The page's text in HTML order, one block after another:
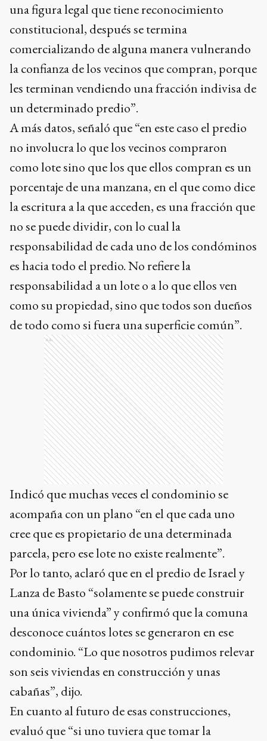
una figura legal que tiene reconocimiento
constitucional, después se termina
comercializando de alguna manera vulnerando
la confianza de los vecinos que compran, porque
les terminan vendiendo una fracción indivisa de
un determinado predio”.
A más datos, señaló que “en este caso el predio
no involucra lo que los vecinos compraron
como lote sino que los que ellos compran es un
porcentaje de una manzana, en el que como dice
la escritura a la que acceden, es una fracción que
no se puede dividir, con lo cual la
responsabilidad de cada uno de los condóminos
es hacia todo el predio. No refiere la
responsabilidad a un lote o a lo que ellos ven
como su propiedad, sino que todos son dueños
de todo como si fuera una superficie común”.
Ads
Indicó que muchas veces el condominio se
acompaña con un plano “en el que cada uno
cree que es propietario de una determinada
parcela, pero ese lote no existe realmente”.
Por lo tanto, aclaró que en el predio de Israel y
Lanza de Basto “solamente se puede construir
una única vivienda” y confirmó que la comuna
desconoce cuántos lotes se generaron en ese
condominio. “Lo que nosotros pudimos relevar
son seis viviendas en construcción y unas
cabañas”, dijo.
En cuanto al futuro de esas construcciones,
evaluó que “si uno tuviera que tomar la